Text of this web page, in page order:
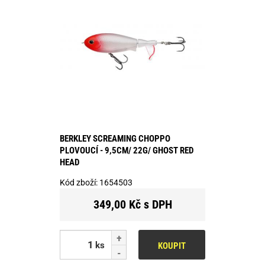
BERKLEY SCREAMING CHOPPO
PLOVOUCÍ - 9,5CM/ 22G/ GHOST RED
HEAD
Kód zboží: 1654503
349,00 Kč s DPH
ks KOUPIT